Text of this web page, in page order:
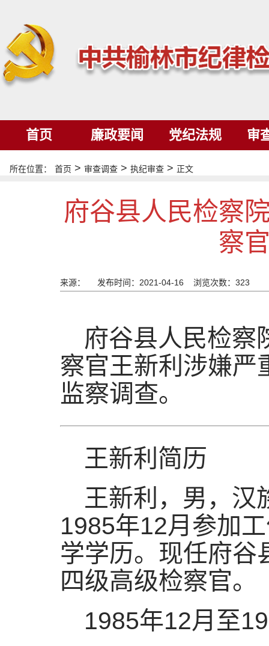
首页 廉政要闻 党纪法规 审
所在位置： 首页 > 审查调查 > 执纪审查 > 正文
府谷县人民检察
察
来源： 发布时间：2021-04-16 浏览次数： 323
府谷县人民检察
察官王新利涉嫌严
监察调查。
王新利简历
王新利，男，汉
1985年12月参加
学学历。现任府谷
四级高级检察官。
1985年12月至